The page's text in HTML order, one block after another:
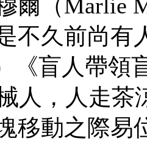
爾（Marlie
不久前尚有
《盲人帶
人，人走
移動之際易